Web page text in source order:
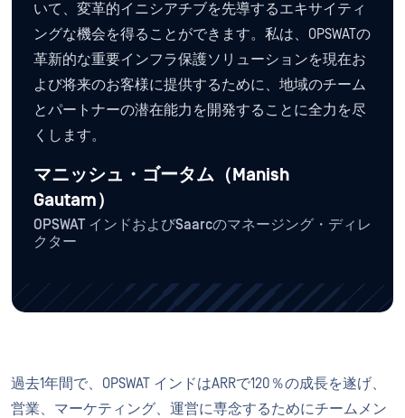
いて、変革的イニシアチブを先導するエキサイティ
ングな機会を得ることができます。私は、OPSWATの
革新的な重要インフラ保護ソリューションを現在お
よび将来のお客様に提供するために、地域のチーム
とパートナーの潜在能力を開発することに全力を尽
くします。
マニッシュ・ゴータム（Manish
Gautam）
OPSWAT インドおよびSaarcのマネージング・ディレ
クター
過去1年間で、OPSWAT インドはARRで120％の成長を遂げ、
営業、マーケティング、運営に専念するためにチームメン